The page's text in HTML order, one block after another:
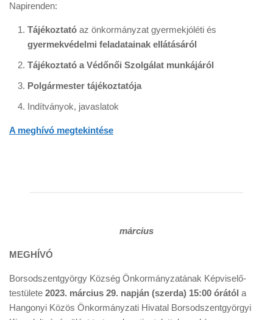
Napirenden:
Tájékoztató az önkormányzat gyermekjóléti és
gyermekvédelmi feladatainak ellátásáról
Tájékoztató a Védőnői Szolgálat munkájáról
Polgármester tájékoztatója
Indítványok, javaslatok
A meghívó megtekintése
március
MEGHÍVÓ
Borsodszentgyörgy Község Önkormányzatának Képviselő-
testülete 2023. március 29. napján (szerda) 15:00 órától a
Hangonyi Közös Önkormányzati Hivatal Borsodszentgyörgyi